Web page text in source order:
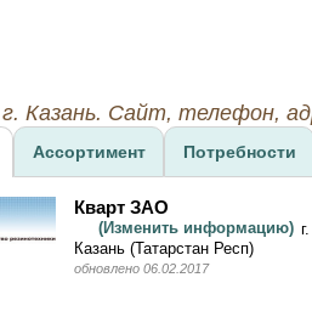
Казань. Cайт, телефон,
Ассортимент Потребности
Кварт ЗАО
(Изменить информацию) г.
Казань (Татарстан Респ)
обновлено 06.02.2017